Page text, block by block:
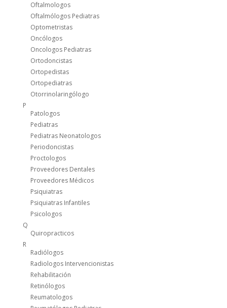
Oftalmologos
Oftalmólogos Pediatras
Optometristas
Oncólogos
Oncologos Pediatras
Ortodoncistas
Ortopedistas
Ortopediatras
Otorrinolaringólogo
P
Patologos
Pediatras
Pediatras Neonatologos
Periodoncistas
Proctologos
Proveedores Dentales
Proveedores Médicos
Psiquiatras
Psiquiatras Infantiles
Psicologos
Q
Quiropracticos
R
Radiólogos
Radiologos Intervencionistas
Rehabilitación
Retinólogos
Reumatologos